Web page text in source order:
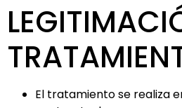
El tratamiento se realiza